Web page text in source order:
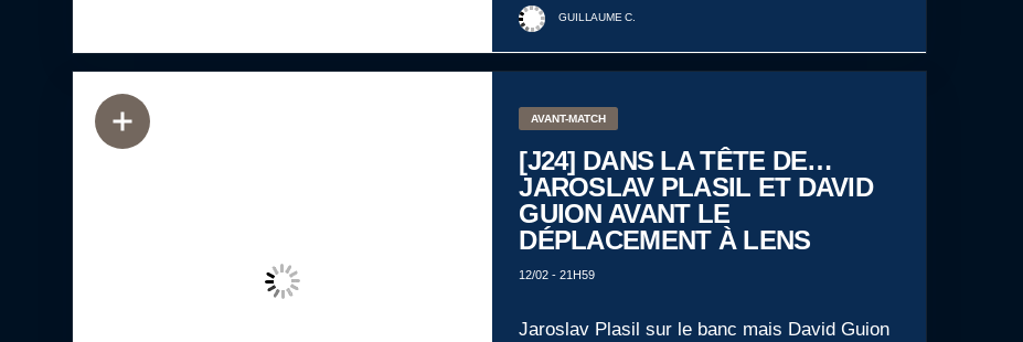
GUILLAUME C.
AVANT-MATCH
[J24] DANS LA TÊTE DE…
JAROSLAV PLASIL ET DAVID
GUION AVANT LE
DÉPLACEMENT À LENS
12/02 - 21H59
Jaroslav Plasil sur le banc mais David Guion